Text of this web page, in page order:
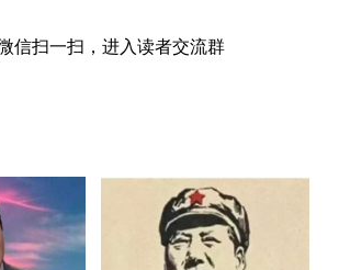
信扫一扫，进入读者交流群